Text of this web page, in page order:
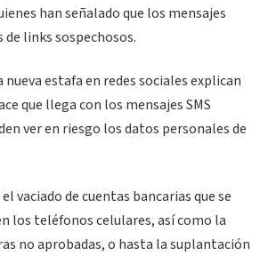
han señalado que los mensajes
links sospechosos.
nueva estafa en redes sociales explican
que llega con los mensajes SMS
ver en riesgo los datos personales de
vaciado de cuentas bancarias que se
los teléfonos celulares, así como la
no aprobadas, o hasta la suplantación